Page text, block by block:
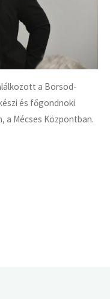
a Borsod-
és főgondnoki
a Mécses Központban.